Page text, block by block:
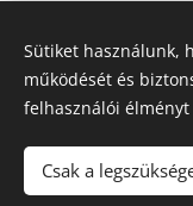
©
Sütiket használunk,
működését és
felhasználói
Csak a